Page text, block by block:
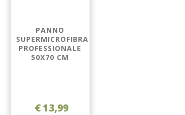
PANNO
SUPERMICROFIBRA
PROFESSIONALE
50X70 CM
€ 13,99